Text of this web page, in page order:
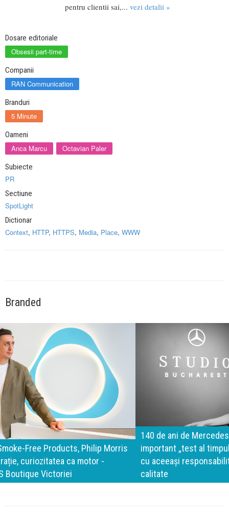
pentru clientii sai,... vezi detalii »
Dosare editoriale
Obsesii part-time
Companii
RAN Communication
Branduri
5 Minute
Oameni
Anca Marcu Octavian Paler
Subiecte
PR
Sectiune
SpotLight
Dictionar
Context, HTTP, HTTPS, Media, Place, WWW
Branded
140 de ani de Mercedes-Benz. Ramona Pîrlog: Cel mai
important „test al timpului” este să inovăm constant, dar
cu aceeași responsabilitate față de oameni, siguranță și
calitate